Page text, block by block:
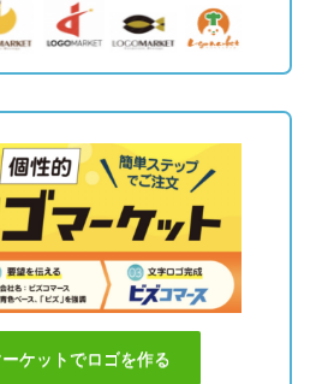
ケットでロゴを作る